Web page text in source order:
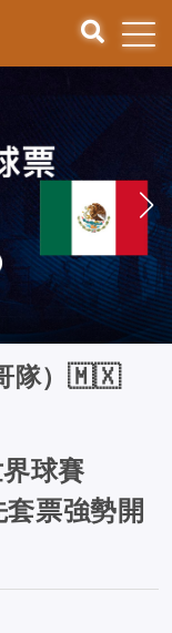
隊）🇲🇽
球賽
套票強勢開